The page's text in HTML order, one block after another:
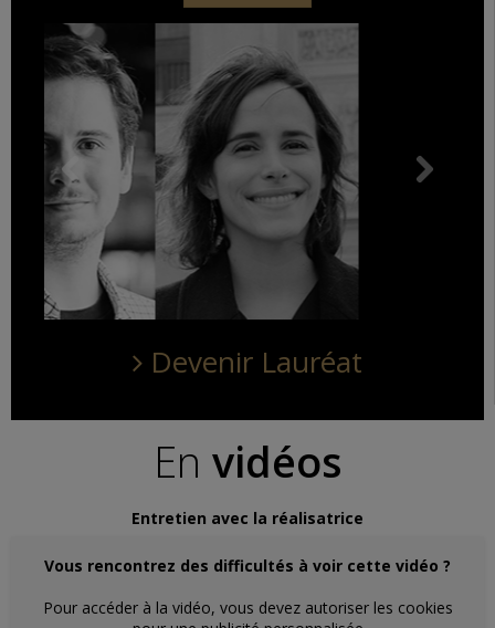
Devenir Lauréat
En vidéos
Entretien avec la réalisatrice
Vous rencontrez des difficultés à voir cette vidéo ?
Pour accéder à la vidéo, vous devez autoriser les cookies